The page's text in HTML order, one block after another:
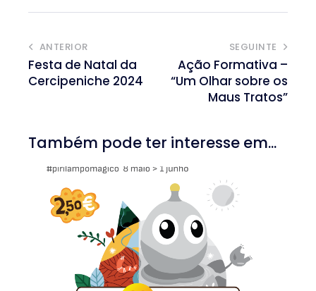
ANTERIOR
Festa de Natal da
Cercipeniche 2024
SEGUINTE
Ação Formativa –
“Um Olhar sobre os
Maus Tratos”
Também pode ter interesse em...